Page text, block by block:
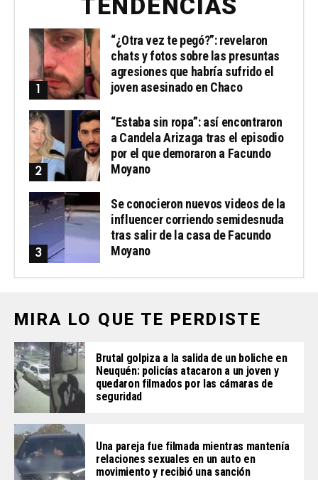
TENDENCIAS
“¿Otra vez te pegó?”: revelaron
chats y fotos sobre las presuntas
agresiones que habría sufrido el
joven asesinado en Chaco
“Estaba sin ropa”: así encontraron
a Candela Arizaga tras el episodio
por el que demoraron a Facundo
Moyano
Se conocieron nuevos videos de la
influencer corriendo semidesnuda
tras salir de la casa de Facundo
Moyano
MIRA LO QUE TE PERDISTE
Brutal golpiza a la salida de un boliche en
Neuquén: policías atacaron a un joven y
quedaron filmados por las cámaras de
seguridad
Una pareja fue filmada mientras mantenía
relaciones sexuales en un auto en
movimiento y recibió una sanción